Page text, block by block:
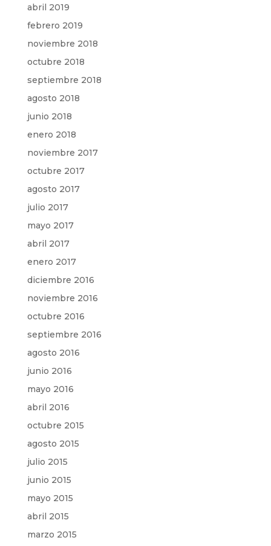
abril 2019
febrero 2019
noviembre 2018
octubre 2018
septiembre 2018
agosto 2018
junio 2018
enero 2018
noviembre 2017
octubre 2017
agosto 2017
julio 2017
mayo 2017
abril 2017
enero 2017
diciembre 2016
noviembre 2016
octubre 2016
septiembre 2016
agosto 2016
junio 2016
mayo 2016
abril 2016
octubre 2015
agosto 2015
julio 2015
junio 2015
mayo 2015
abril 2015
marzo 2015